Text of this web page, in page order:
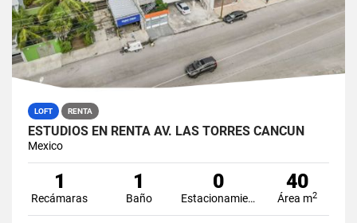
LOFT RENTA
ESTUDIOS EN RENTA AV. LAS TORRES CANCUN
Mexico
1
Recámaras
1
Baño
0
Estacionamiento
40
Área m2